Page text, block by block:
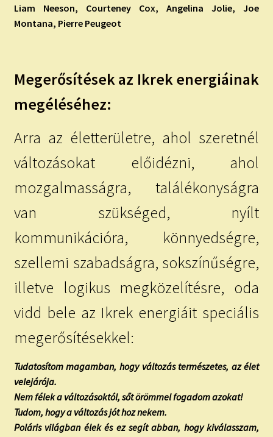
Liam Neeson, Courteney Cox, Angelina Jolie, Joe
Montana, Pierre Peugeot
Megerősítések az Ikrek energiáinak
megéléséhez:
Arra az életterületre, ahol szeretnél
változásokat előidézni, ahol
mozgalmasságra, találékonyságra
van szükséged, nyílt
kommunikációra, könnyedségre,
szellemi szabadságra, sokszínűségre,
illetve logikus megközelítésre, oda
vidd bele az Ikrek energiáit speciális
megerősítésekkel:
Tudatosítom magamban, hogy változás természetes, az élet
velejárója.
Nem félek a változásoktól, sőt örömmel fogadom azokat!
Tudom, hogy a változás jót hoz nekem.
Poláris világban élek és ez segít abban, hogy kiválasszam,